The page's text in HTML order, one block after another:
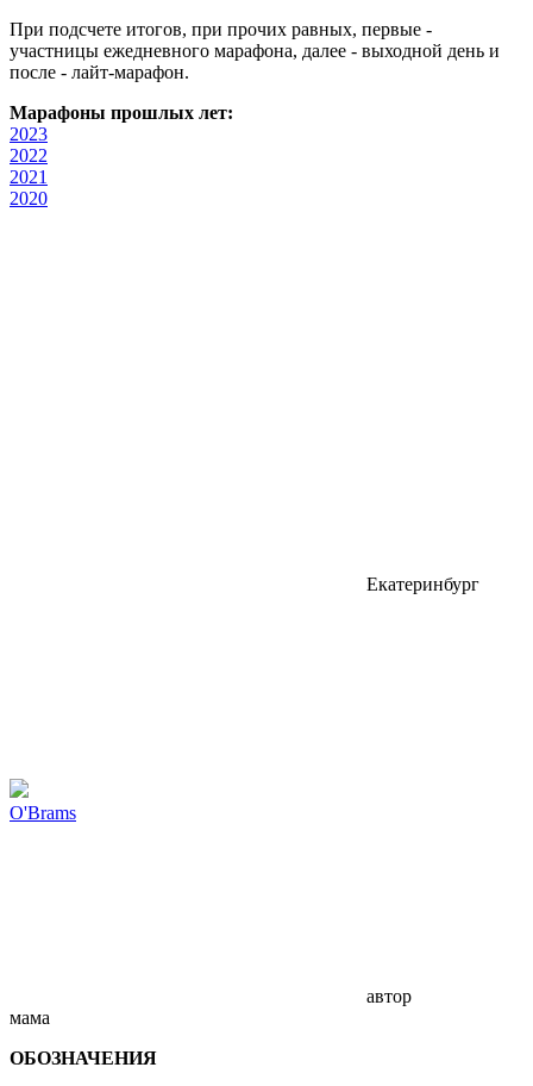
При подсчете итогов, при прочих равных, первые -
участницы ежедневного марафона, далее - выходной день и
после - лайт-марафон.
Марафоны прошлых лет:
2023
2022
2021
2020
Екатеринбург
O'Brams
автор
мама
ОБОЗНАЧЕНИЯ